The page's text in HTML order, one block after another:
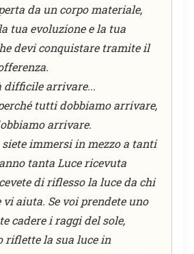
da un corpo materiale,
tua evoluzione e la tua
devi conquistare tramite il
difficile arrivare...
tutti dobbiamo arrivare,
arrivare.
siete immersi in mezzo a tanti
tanta Luce ricevuta
di riflesso la luce da chi
vi aiuta. Se voi prendete uno
cadere i raggi del sole,
riflette la sua luce in